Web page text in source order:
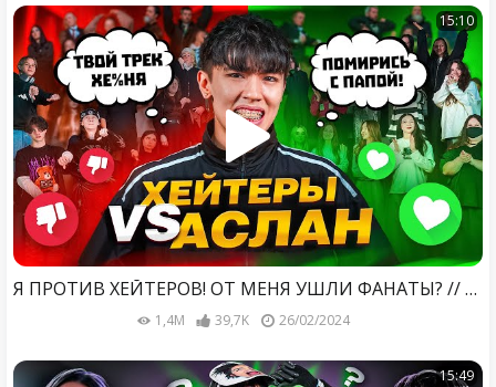
15:10
Я ПРОТИВ ХЕЙТЕРОВ! ОТ МЕНЯ УШЛИ ФАНАТЫ? // Аслан Шукаша
1,4M 39,7K 26/02/2024
15:49